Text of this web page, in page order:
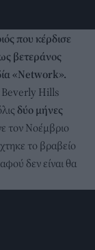
που κέρδισε
βετεράνος
«Network».
Beverly Hills
δύο μήνες
τον Νοέμβριο
το βραβείο
δεν είναι θα